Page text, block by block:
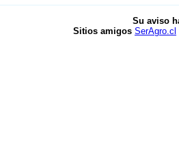
Su aviso
Sitios amigos SerAgro.cl